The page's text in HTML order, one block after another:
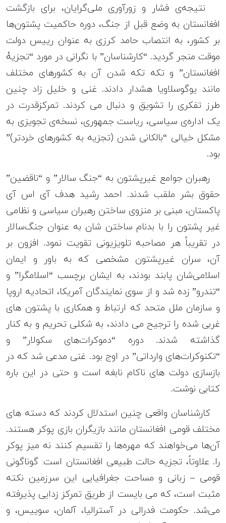
نتیجه‌ی فشار و زورآوری ملی‌گرایان، برای بازگشت
افغانستان به وضع قبل از جنگ، دوره حاکمیت پشتون‌ها
بر کشور، به انتصاب حامد کرزی به عنوان رییس دولت
موقت منجر گردید. “کارشناسان” با نگرانی در مورد “تجزیۀ
افغانستان” و تکه تکه شدن آن به کشورهای مختلف
مانند یوگوسلاویا هشدار دادند. غنی و خلیل زاد چنین
طرز تفکری را تشویق و دنبال می کردند. تمرکز‌قدرت در
یک اداره‌ی سیاسی، ریاست جمهوری، نسخه‌ی تجویزی به
مشکل خیالی “بالکانی شدن (تجزیه به کشورهای خردتر)”
بود.
رهبران جوامع غیرپشتون به “جنگ سالار” و “ناقضین”
حقوق بشر ملقب شدند. احمد رشید هدف آی اس آی
پاکستان، مبنی بر منزوی ساختن رهبران سیاسی و نظامی
غیر پشتون را با بدنام ساختن شان به عنوان جنگ‌سالار
در تقریباً هر مصاحبه تلویزیونی تقویت نمود. افزون بر
آن، سران غیر‌پشتون مشخصی که به باور و ایمان
اسلامی‌شان پابند بودند، به ایشان برچسب “اسلامگرا” و
“تندرو” زده شد و از سوی نمایندگان آمریکا، اتحادیه اروپا
و سازمان ملل متحد که ارتباط و همکاری با پشتون های
غربی شده را ترجیح می دادند، به شکلی تحریم و به کنار
گذاشته شدند. دوره “دموکرات‌های سکولار” و
“تکنوکرات‌های وارداتی” در اوج بود. غنی مدعی شد که در
بازسازی دولت های ناکام نابغه است و حتی در این باره
کتابی نوشت.
کارشناسان واقعی چنین استدلال کردند که دسته های
مختلف قومی افغانستان مانند بازیگران بازی پوکر هستند.
آن‌ها می‌خواهند که مهره‌ها را تقسیم کنند نه میز پوکر
را. علاوتاً، تجزیه حالت طبیعی افغانستان است: گوناگونی
قومی – زبانی و مساحت جغرافیایی این سرزمین نکته
مثبت است، که می بایست از طریق تمرکز زدایی پذیرفته
می‌شد. حکومت فدرالی در آسترالیا، آلمان، سوییس، و